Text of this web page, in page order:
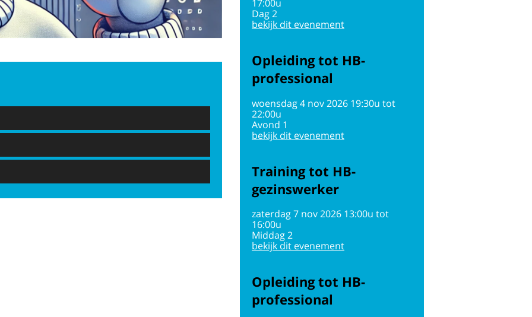
17:00u
Dag 2
bekijk dit evenement
Opleiding tot HB-
professional
woensdag 4 nov 2026 19:30u tot
22:00u
Avond 1
bekijk dit evenement
Training tot HB-
gezinswerker
zaterdag 7 nov 2026 13:00u tot
16:00u
Middag 2
bekijk dit evenement
Opleiding tot HB-
professional